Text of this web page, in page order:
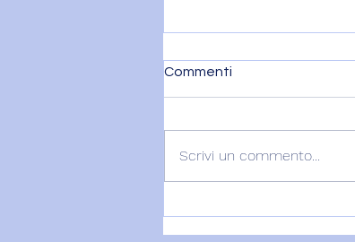
Commenti
Scrivi un commento...